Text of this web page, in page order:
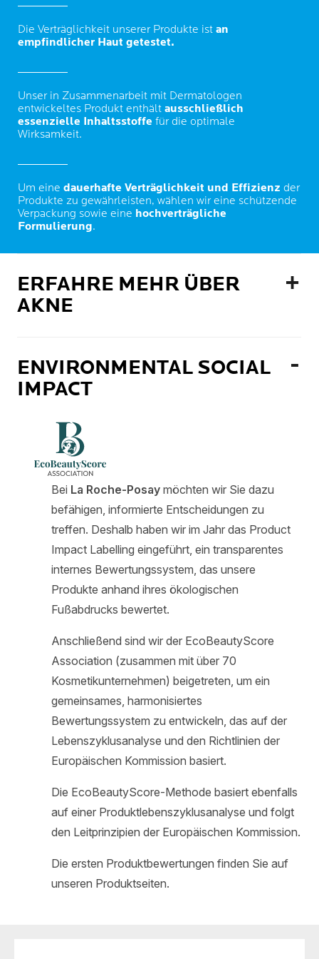
Die Verträglichkeit unserer Produkte ist an
empfindlicher Haut getestet.
Unser in Zusammenarbeit mit Dermatologen
entwickeltes Produkt enthält ausschließlich
essenzielle Inhaltsstoffe für die optimale
Wirksamkeit.
Um eine dauerhafte Verträglichkeit und Effizienz der
Produkte zu gewährleisten, wählen wir eine schützende
Verpackung sowie eine hochverträgliche
Formulierung.
ERFAHRE MEHR ÜBER
AKNE
ENVIRONMENTAL SOCIAL
IMPACT